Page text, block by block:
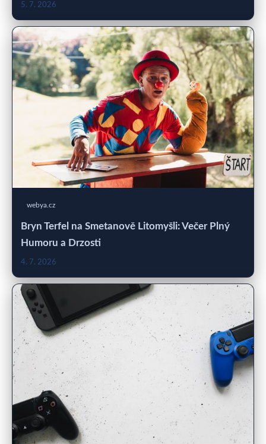
5. 7. 2026
webya.cz
Bryn Terfel na Smetanově Litomyšli: Večer Plný
Humoru a Drzosti
4. 7. 2026